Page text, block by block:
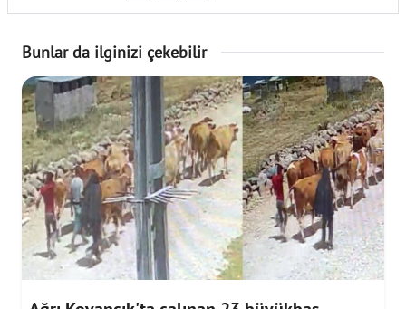
Bunlar da ilginizi çekebilir